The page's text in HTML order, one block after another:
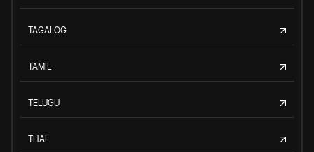
TAGALOG
TAMIL
TELUGU
THAI